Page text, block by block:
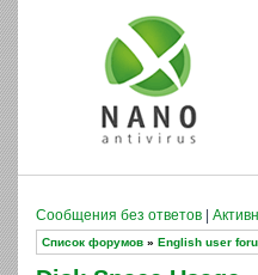
Сообщения без ответов
Список форумов » English user